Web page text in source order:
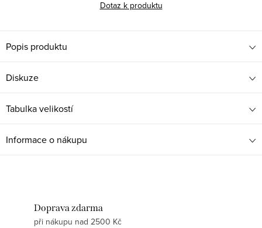
Dotaz k produktu
Popis produktu
Diskuze
Tabulka velikostí
Informace o nákupu
Doprava zdarma
při nákupu nad 2500 Kč